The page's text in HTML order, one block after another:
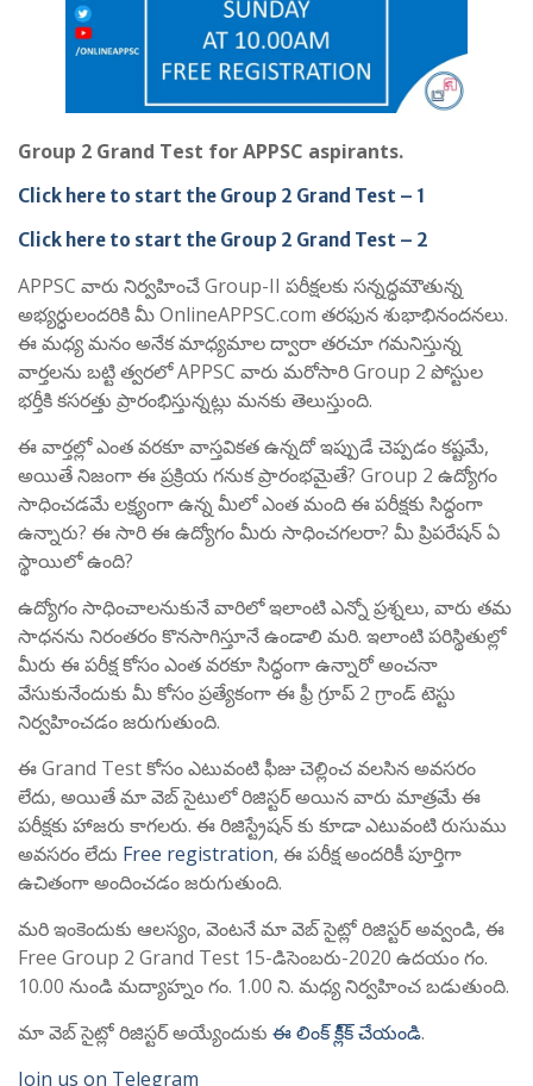
Group 2 Grand Test for APPSC aspirants.
Click here to start the Group 2 Grand Test – 1
Click here to start the Group 2 Grand Test – 2
APPSC వారు నిర్వహించే Group-II పరీక్షలకు సన్నద్ధమౌతున్న
అభ్యర్ధులందరికి మీ OnlineAPPSC.com తరఫున శుభాభినందనలు.
ఈ మధ్య మనం అనేక మాధ్యమాల ద్వారా తరచూ గమనిస్తున్న
వార్తలను బట్టి త్వరలో APPSC వారు మరోసారి Group 2 పోస్టుల
భర్తీకి కసరత్తు ప్రారంభిస్తున్నట్లు మనకు తెలుస్తుంది.
ఈ వార్తల్లో ఎంత వరకూ వాస్తవికత ఉన్నదో ఇప్పుడే చెప్పడం కష్టమే,
అయితే నిజంగా ఈ ప్రక్రియ గనుక ప్రారంభమైతే? Group 2 ఉద్యోగం
సాధించడమే లక్ష్యంగా ఉన్న మీలో ఎంత మంది ఈ పరీక్షకు సిద్ధంగా
ఉన్నారు? ఈ సారి ఈ ఉద్యోగం మీరు సాధించగలరా? మీ ప్రిపరేషన్ ఏ
స్థాయిలో ఉంది?
ఉద్యోగం సాధించాలనుకునే వారిలో ఇలాంటి ఎన్నో ప్రశ్నలు, వారు తమ
సాధనను నిరంతరం కొనసాగిస్తూనే ఉండాలి మరి. ఇలాంటి పరిస్థితుల్లో
మీరు ఈ పరీక్ష కోసం ఎంత వరకూ సిద్ధంగా ఉన్నారో అంచనా
వేసుకునేందుకు మీ కోసం ప్రత్యేకంగా ఈ ఫ్రీ గ్రూప్ 2 గ్రాండ్ టెస్టు
నిర్వహించడం జరుగుతుంది.
ఈ Grand Test కోసం ఎటువంటి ఫీజు చెల్లించ వలసిన అవసరం
లేదు, అయితే మా వెబ్ సైటులో రిజిస్టర్ అయిన వారు మాత్రమే ఈ
పరీక్షకు హాజరు కాగలరు. ఈ రిజిస్ట్రేషన్ కు కూడా ఎటువంటి రుసుము
అవసరం లేదు Free registration, ఈ పరీక్ష అందరికీ పూర్తిగా
ఉచితంగా అందించడం జరుగుతుంది.
మరి ఇంకెందుకు ఆలస్యం, వెంటనే మా వెబ్ సైట్లో రిజిస్టర్ అవ్వండి, ఈ
Free Group 2 Grand Test 15-డిసెంబరు-2020 ఉదయం గం.
10.00 నుండి మద్యాహ్నం గం. 1.00 ని. మధ్య నిర్వహించ బడుతుంది.
మా వెబ్ సైట్లో రిజిస్టర్ అయ్యేందుకు ఈ లింక్ క్లి్క్ చేయండి.
Join us on Telegram